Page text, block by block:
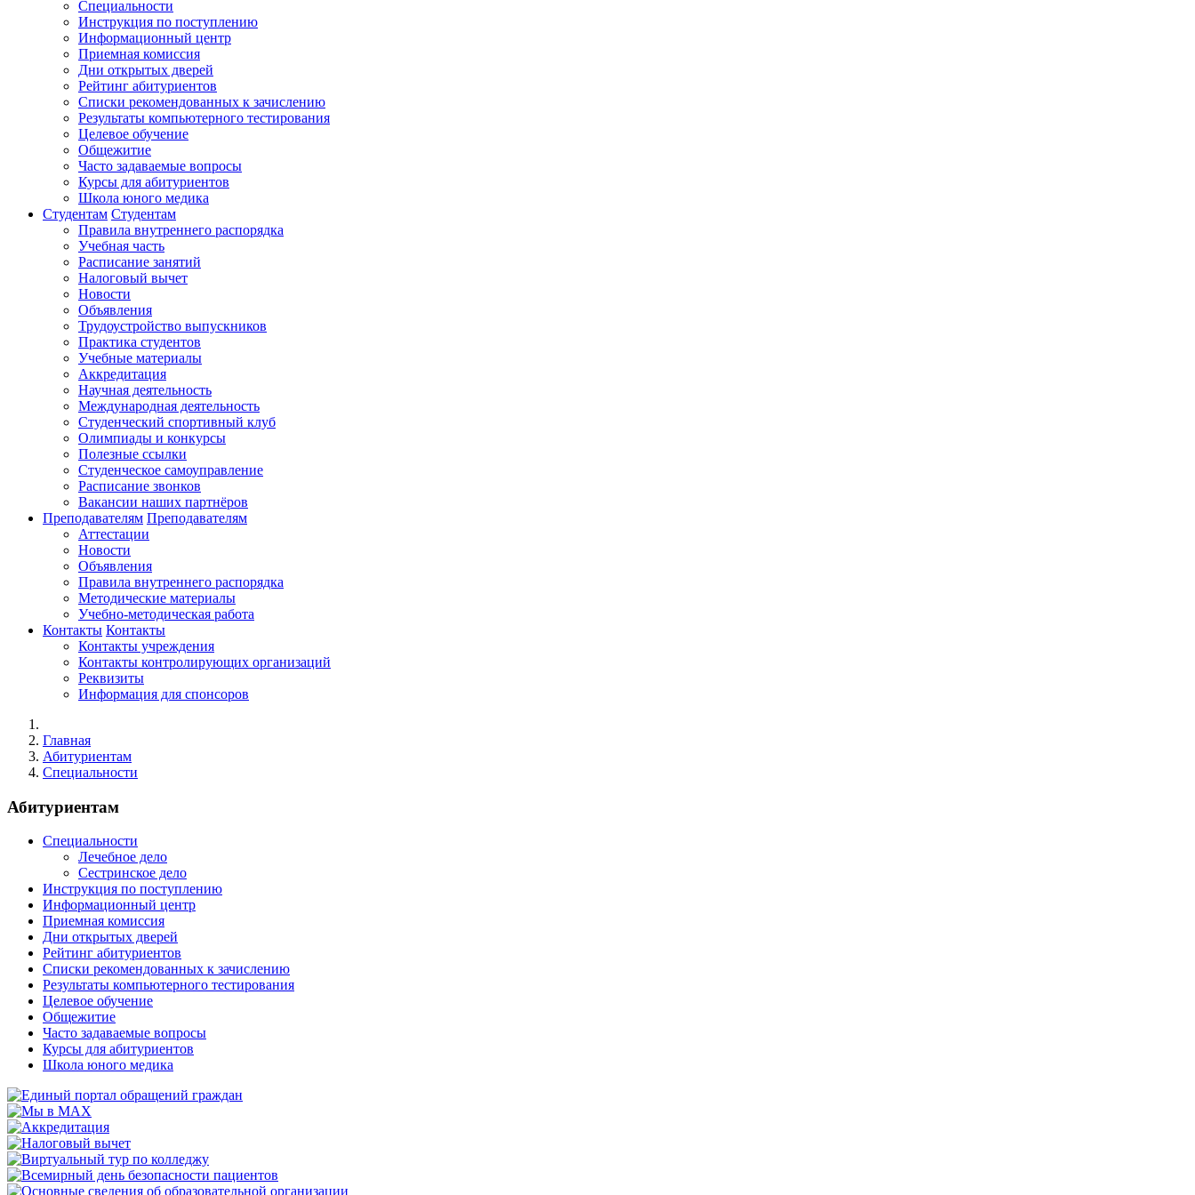
Специальности
Инструкция по поступлению
Информационный центр
Приемная комиссия
Дни открытых дверей
Рейтинг абитуриентов
Списки рекомендованных к зачислению
Результаты компьютерного тестирования
Целевое обучение
Общежитие
Часто задаваемые вопросы
Курсы для абитуриентов
Школа юного медика
Студентам Студентам
Правила внутреннего распорядка
Учебная часть
Расписание занятий
Налоговый вычет
Новости
Объявления
Трудоустройство выпускников
Практика студентов
Учебные материалы
Аккредитация
Научная деятельность
Международная деятельность
Студенческий спортивный клуб
Олимпиады и конкурсы
Полезные ссылки
Студенческое самоуправление
Расписание звонков
Вакансии наших партнёров
Преподавателям Преподавателям
Аттестации
Новости
Объявления
Правила внутреннего распорядка
Методические материалы
Учебно-методическая работа
Контакты Контакты
Контакты учреждения
Контакты контролирующих организаций
Реквизиты
Информация для спонсоров
Главная
Абитуриентам
Специальности
Абитуриентам
Специальности
Лечебное дело
Сестринское дело
Инструкция по поступлению
Информационный центр
Приемная комиссия
Дни открытых дверей
Рейтинг абитуриентов
Списки рекомендованных к зачислению
Результаты компьютерного тестирования
Целевое обучение
Общежитие
Часто задаваемые вопросы
Курсы для абитуриентов
Школа юного медика